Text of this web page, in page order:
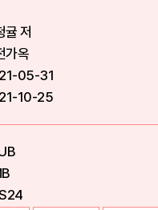
귤 저
가옥
05-31
10-25